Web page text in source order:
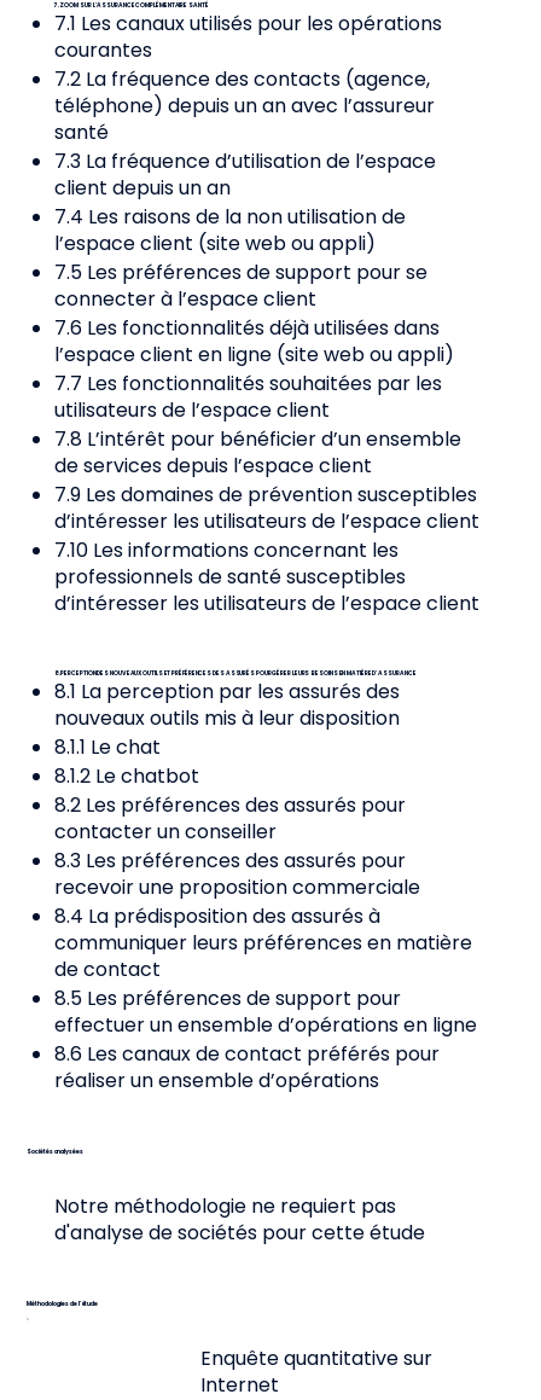
7. ZOOM SUR L’ASSURANCE COMPLÉMENTAIRE SANTÉ
7.1 Les canaux utilisés pour les opérations
courantes
7.2 La fréquence des contacts (agence,
téléphone) depuis un an avec l’assureur
santé
7.3 La fréquence d’utilisation de l’espace
client depuis un an
7.4 Les raisons de la non utilisation de
l’espace client (site web ou appli)
7.5 Les préférences de support pour se
connecter à l’espace client
7.6 Les fonctionnalités déjà utilisées dans
l’espace client en ligne (site web ou appli)
7.7 Les fonctionnalités souhaitées par les
utilisateurs de l’espace client
7.8 L’intérêt pour bénéficier d’un ensemble
de services depuis l’espace client
7.9 Les domaines de prévention susceptibles
d’intéresser les utilisateurs de l’espace client
7.10 Les informations concernant les
professionnels de santé susceptibles
d’intéresser les utilisateurs de l’espace client
8. PERCEPTION DES NOUVEAUX OUTILS ET PRÉFÉRENCES DES ASSURÉS POUR GÉRER LEURS BESOINS EN MATIÈRE D’ASSURANCE
8.1 La perception par les assurés des
nouveaux outils mis à leur disposition
8.1.1 Le chat
8.1.2 Le chatbot
8.2 Les préférences des assurés pour
contacter un conseiller
8.3 Les préférences des assurés pour
recevoir une proposition commerciale
8.4 La prédisposition des assurés à
communiquer leurs préférences en matière
de contact
8.5 Les préférences de support pour
effectuer un ensemble d’opérations en ligne
8.6 Les canaux de contact préférés pour
réaliser un ensemble d’opérations
Sociétés analysées
Méthodologies de l’étude
Notre méthodologie ne requiert pas
d'analyse de sociétés pour cette étude
Enquête quantitative sur
Internet